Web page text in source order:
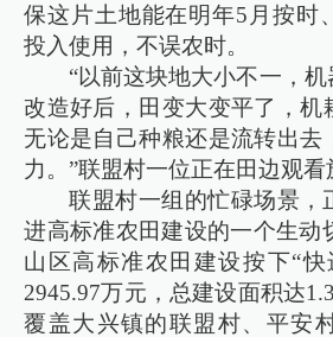
保这片土地能在明年5月按时
投入使用，不误农时。
“以前这块地大小不一，机
改造好后，田变大变平了，机
无论是自己种粮还是流转出去
力。”联盟村一位正在田边观看
联盟村一组的忙碌场景，
进高标准农田建设的一个生动
山区高标准农田建设按下“
2945.97万元，总建设面积达
覆盖大兴镇的联盟村、平安